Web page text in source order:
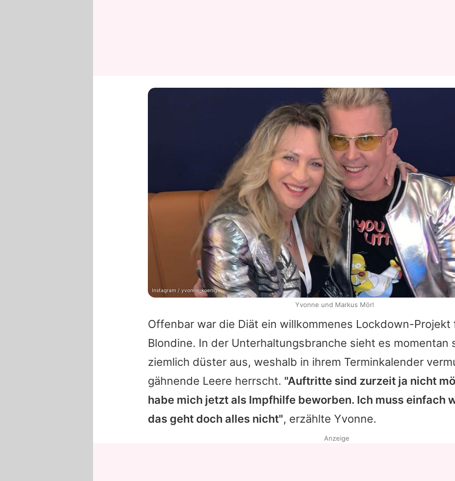
Offenbar war die Diät ein willkommenes Lockdown-Projekt
Blondine. In der Unterhaltungsbranche sieht es momentan
ziemlich düster aus, weshalb in ihrem Terminkalender
gähnende Leere herrscht. "Auftritte sind zurzeit ja nicht
habe mich jetzt als Impfhilfe beworben. Ich muss einfach
das geht doch alles nicht", erzählte Yvonne.
Instagram / yvonne_koenig
Yvonne und Markus Mörl
Anzeige